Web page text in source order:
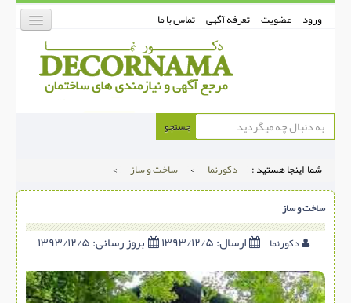
ورود عضویت تعرفه آگهی تماس با ما
دکورنما
دیوارپوش
دکوراسیون داخلی
درب و پنجره
شهری ترافیکی
جستجو
شما اینجا هستید : دکورنما > ساخت و ساز >
ساخت و ساز
دکورنما ارسال:۱۳۹۳/۱۲/۵ بروز رسانی: